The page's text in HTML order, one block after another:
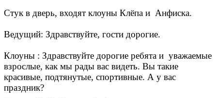
Стук в дверь, входят клоуны Клёпа и Анфиска.
Ведущий: Здравствуйте, гости дорогие.
Клоуны : Здравствуйте дорогие ребята и уважаемые
взрослые, как мы рады вас видеть. Вы такие
красивые, подтянутые, спортивные. А у вас
праздник?